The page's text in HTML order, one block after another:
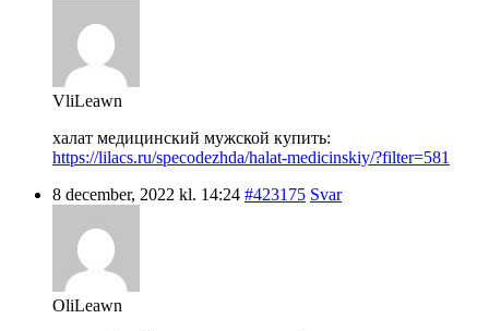
VliLeawn
халат медицинский мужской купить:
https://lilacs.ru/specodezhda/halat-medicinskiy/?filter=581
8 december, 2022 kl. 14:24 #423175 Svar
OliLeawn